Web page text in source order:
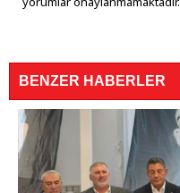
BENZER HABERLER